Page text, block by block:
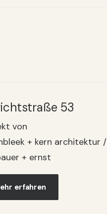
53
von
+ kern architektur /
+ ernst
erfahren